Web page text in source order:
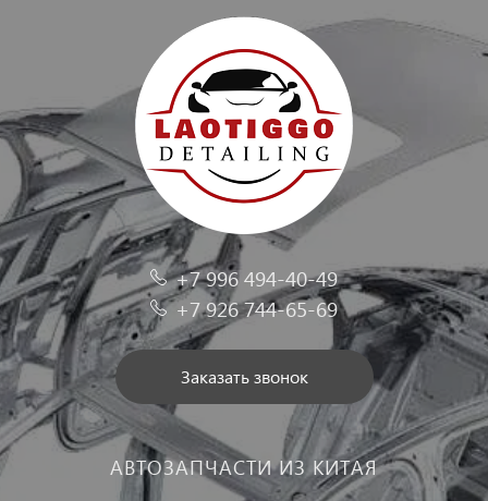
+7 996 494-40-49
+7 926 744-65-69
Заказать звонок
АВТОЗАПЧАСТИ ИЗ КИТАЯ